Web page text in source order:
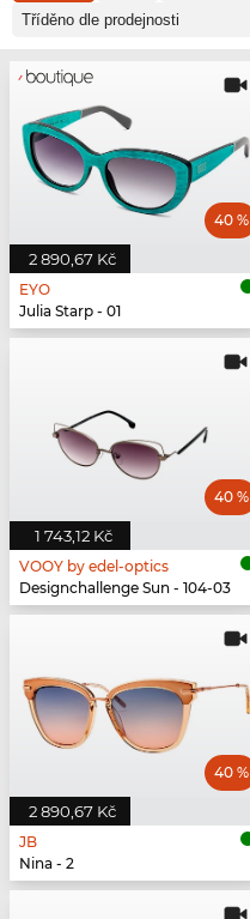
2 890,67 Kč
40 %
EYO
Julia Starp - 01
1 743,12 Kč
40 %
VOOY by edel-optics
Designchallenge Sun - 104-03
2 890,67 Kč
40 %
JB
Nina - 2